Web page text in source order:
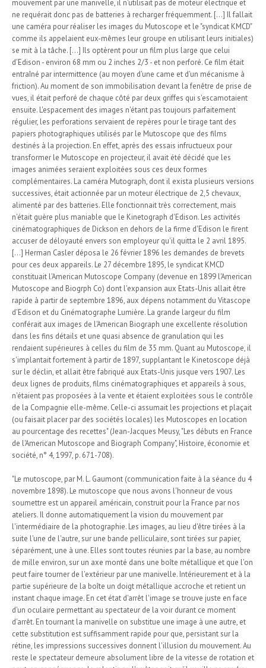
mouvement par une manivelle, il n'utilisait pas de moteur électrique et
ne requérait donc pas de batteries à recharger fréquemment. [...] Il fallait
une caméra pour réaliser les images du Mutoscope et le "syndicat KMCD"
comme ils appelaient eux-mêmes leur groupe en utilisant leurs initiales)
se mit à la tâche. [...] Ils optèrent pour un film plus large que celui
d'Edison - environ 68 mm ou 2 inches 2/3 - et non perforé. Ce film était
entraîné par intermittence (au moyen d'une came et d'un mécanisme à
friction). Au moment de son immobilisation devant la fenêtre de prise de
vues, il était perforé de chaque côté par deux griffes qui s'escamotaient
ensuite. L'espacement des images n'étant pas toujours parfaitement
régulier, les perforations servaient de repères pour le tirage tant des
papiers photographiques utilisés par le Mutoscope que des films
destinés à la projection. En effet, après des essais infructueux pour
transformer le Mutoscope en projecteur, il avait été décidé que les
images animées seraient exploitées sous ces deux formes
complémentaires. La caméra Mutograph, dont il exista plusieurs versions
successives, était actionnée par un moteur électrique de 2,5 chevaux,
alimenté par des batteries. Elle fonctionnait très correctement, mais
n'était guère plus maniable que le Kinetograph d'Edison. Les activités
cinématographiques de Dickson en dehors de la firme d'Edison le firent
accuser de déloyauté envers son employeur qu'il quitta le 2 avril 1895.
[...] Herman Casler déposa le 26 février 1896 les demandes de brevets
pour ces deux appareils. Le 27 décembre 1895, le syndicat KMCD
constituait l'American Mutoscope Company (devenue en 1899 l'American
Mutoscope and Biogrph Co) dont l'expansion aux Etats-Unis allait être
rapide à partir de septembre 1896, aux dépens notamment du Vitascope
d'Edison et du Cinématographe Lumière. La grande largeur du film
conférait aux images de l'American Biograph une excellente résolution
dans les fins détails et une quasi absence de granulation qui les
rendaient supérieures à celles du film de 35 mm. Quant au Mutoscope, il
s'implantait fortement à partir de 1897, supplantant le Kinetoscope déjà
sur le déclin, et allait être fabriqué aux Etats-Unis jusque vers 1907. Les
deux lignes de produits, films cinématographiques et appareils à sous,
n'étaient pas proposées à la vente et étaient exploitées sous le contrôle
de la Compagnie elle-même. Celle-ci assumait les projections et plaçait
(ou faisait placer par des sociétés locales) les Mutoscopes en location
au pourcentage des recettes" (Jean-Jacques Meusy, "Les débuts en France
de l'American Mutoscope and Biograph Company", Histoire, économie et
société, n° 4, 1997, p. 671-708).
"Le mutoscope, par M. L. Gaumont (communication faite à la séance du 4
novembre 1898). Le mutoscope que nous avons l'honneur de vous
soumettre est un appareil américain, construit pour la France par nos
ateliers. Il donne automatiquement la vision du mouvement par
l'intermédiaire de la photographie. Les images, au lieu d'être tirées à la
suite l'une de l'autre, sur une bande pelliculaire, sont tirées sur papier,
séparément, une à une. Elles sont toutes réunies par la base, au nombre
de mille environ, sur un axe monté dans une boîte métallique et que l'on
peut faire tourner de l'extérieur par une manivelle. Intérieurement et à la
partie supérieure de la boîte un doigt métallique accroche et retient un
instant chaque image. En cet état d'arrêt l'image se trouve juste en face
d'un oculaire permettant au spectateur de la voir durant ce moment
d'arrêt. En tournant la manivelle on substitue une image à une autre, et
cette substitution est suffisamment rapide pour que, persistant sur la
rétine, les impressions successives donnent l'illusion du mouvement. Au
reste le spectateur demeure absolument libre de la vitesse de rotation et